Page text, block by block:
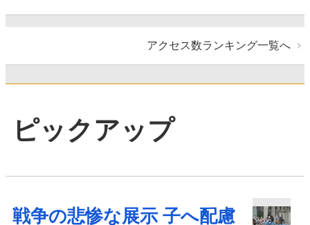
アクセス数ランキング一覧へ
ピックアップ
戦争の悲惨な展示 子へ配慮